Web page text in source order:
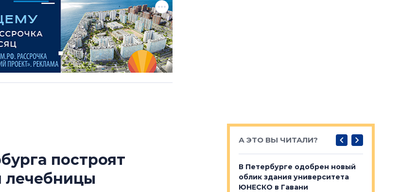
построят
лечебницы
А ЭТО ВЫ ЧИТАЛИ?
Усадьба Торосово — антидот
В Петербурге одобрен новый
облик здания университета
ЮНЕСКО в Гавани